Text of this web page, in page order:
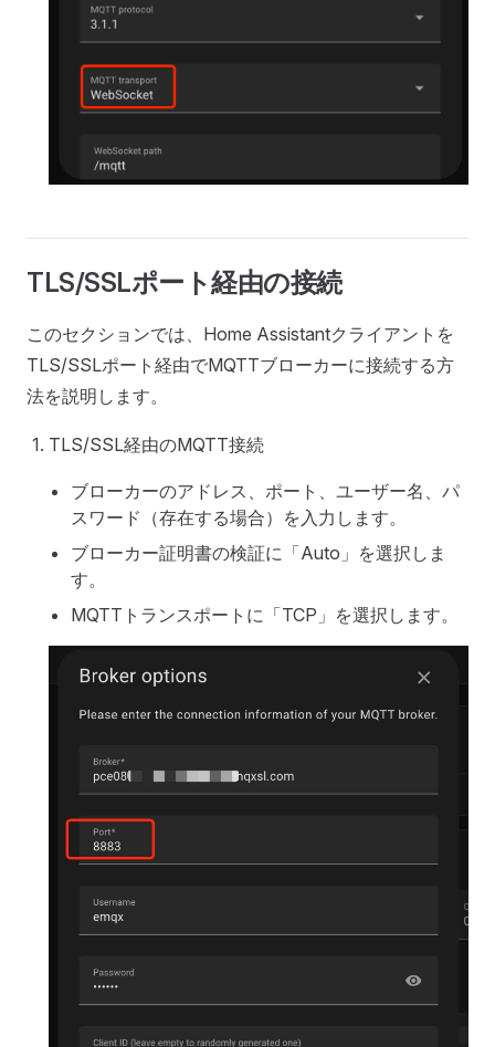
TLS/SSLポート経由の接続
このセクションでは、Home Assistantクライアントを
TLS/SSLポート経由でMQTTブローカーに接続する方
法を説明します。
TLS/SSL経由のMQTT接続
ブローカーのアドレス、ポート、ユーザー名、パ
スワード（存在する場合）を入力します。
ブローカー証明書の検証に「Auto」を選択しま
す。
MQTTトランスポートに「TCP」を選択します。